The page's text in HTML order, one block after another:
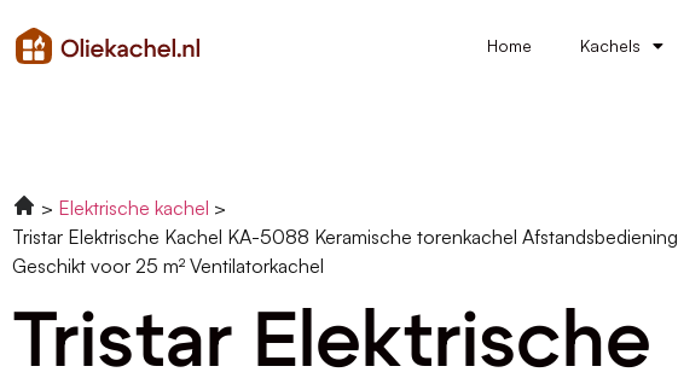
Home Kachels
Elektrische kachel
Tristar Elektrische Kachel KA-5088 Keramische torenkachel Afstandsbediening
Geschikt voor 25 m² Ventilatorkachel
Tristar Elektrische